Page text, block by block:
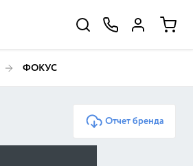
ФОКУС
Отчет бренда